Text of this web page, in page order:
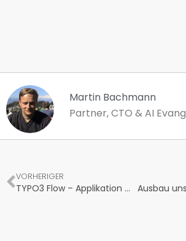
Martin Bachmann
Partner, CTO & AI
VORHERIGER
TYPO3 Flow – Applikation mit Dynamischen Attributen 3/3